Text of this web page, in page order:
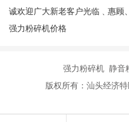
诚欢迎广大新老客户光临﹑惠顾
强力粉碎机价格
强力粉碎机 静音
版权所有：汕头经济